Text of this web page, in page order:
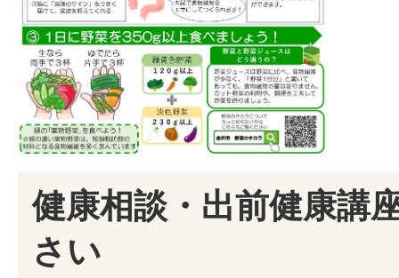
健康相談・出前健康講
さい